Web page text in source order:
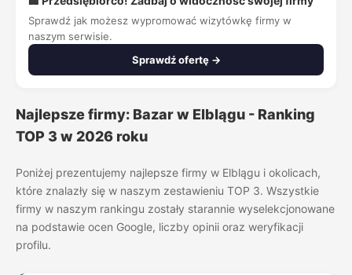
Sprawdź jak możesz wypromować wizytówkę firmy w
naszym serwisie.
Sprawdź ofertę →
Najlepsze firmy: Bazar w Elblągu - Ranking
TOP 3 w 2026 roku
Poniżej prezentujemy najlepsze firmy w Elblągu i okolicach,
które znalazły się w naszym zestawieniu TOP 3. Wszystkie
firmy w naszym rankingu zostały starannie wyselekcjonowane
na podstawie ocen Google, liczby opinii oraz weryfikacji
profilu.